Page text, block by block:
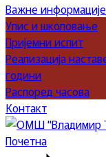
Важне информације
Упис и школовање
Пријемни испит
Реализација
години
Распоред часова
Контакт
Почетна